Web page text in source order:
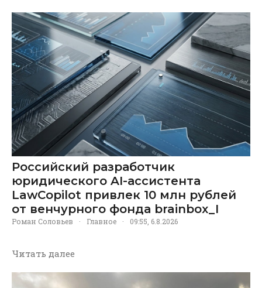
Российский разработчик
юридического AI-ассистента
LawCopilot привлек 10 млн рублей
от венчурного фонда brainbox_I
Роман Соловьев · Главное · 09:55, 6.8.2026
Читать далее